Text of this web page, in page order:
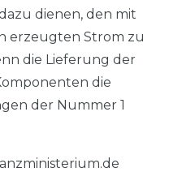
dienen, den mit
erzeugten Strom zu
die Lieferung der
die
der Nummer 1